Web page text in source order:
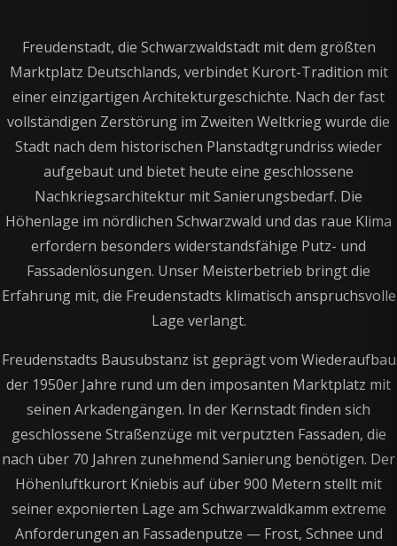
Freudenstadt, die Schwarzwaldstadt mit dem größten
Marktplatz Deutschlands, verbindet Kurort-Tradition mit
einer einzigartigen Architekturgeschichte. Nach der fast
vollständigen Zerstörung im Zweiten Weltkrieg wurde die
Stadt nach dem historischen Planstadtgrundriss wieder
aufgebaut und bietet heute eine geschlossene
Nachkriegsarchitektur mit Sanierungsbedarf. Die
Höhenlage im nördlichen Schwarzwald und das raue Klima
erfordern besonders widerstandsfähige Putz- und
Fassadenlösungen. Unser Meisterbetrieb bringt die
Erfahrung mit, die Freudenstadts klimatisch anspruchsvolle
Lage verlangt.
Freudenstadts Bausubstanz ist geprägt vom Wiederaufbau
der 1950er Jahre rund um den imposanten Marktplatz mit
seinen Arkadengängen. In der Kernstadt finden sich
geschlossene Straßenzüge mit verputzten Fassaden, die
nach über 70 Jahren zunehmend Sanierung benötigen. Der
Höhenluftkurort Kniebis auf über 900 Metern stellt mit
seiner exponierten Lage am Schwarzwaldkamm extreme
Anforderungen an Fassadenputze — Frost, Schnee und